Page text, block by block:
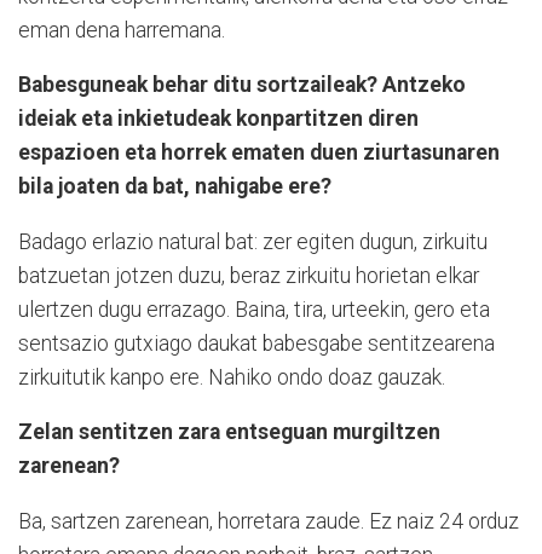
eman dena harremana.
Babesguneak behar ditu sortzaileak? Antzeko
ideiak eta inkietudeak konpartitzen diren
espazioen eta horrek ematen duen ziurtasunaren
bila joaten da bat, nahigabe ere?
Badago erlazio natural bat: zer egiten dugun, zirkuitu
batzuetan jotzen duzu, beraz zirkuitu horietan elkar
ulertzen dugu errazago. Baina, tira, urteekin, gero eta
sentsazio gutxiago daukat babesgabe sentitzearena
zirkuitutik kanpo ere. Nahiko ondo doaz gauzak.
Zelan sentitzen zara entseguan murgiltzen
zarenean?
Ba, sartzen zarenean, horretara zaude. Ez naiz 24 orduz